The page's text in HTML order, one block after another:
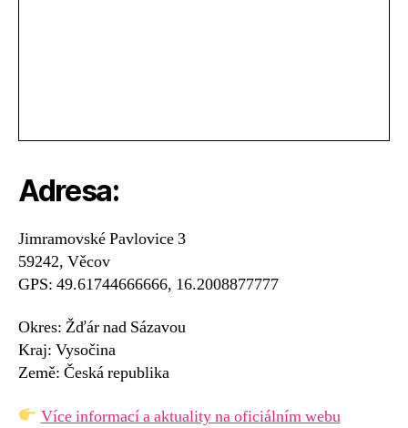
Adresa:
Jimramovské Pavlovice 3
59242, Věcov
GPS: 49.61744666666, 16.2008877777
Okres: Žďár nad Sázavou
Kraj: Vysočina
Země: Česká republika
Více informací a aktuality na oficiálním webu